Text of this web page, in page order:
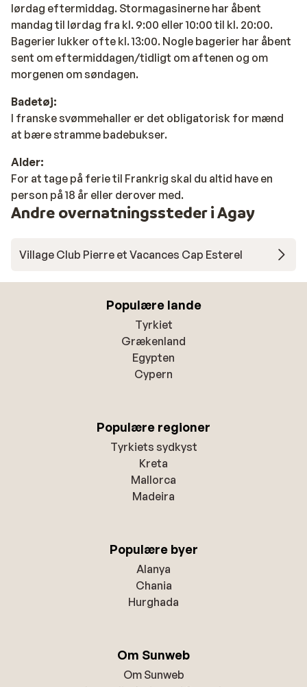
lørdag eftermiddag. Stormagasinerne har åbent
mandag til lørdag fra kl. 9:00 eller 10:00 til kl. 20:00.
Bagerier lukker ofte kl. 13:00. Nogle bagerier har åbent
sent om eftermiddagen/tidligt om aftenen og om
morgenen om søndagen.
Badetøj:
I franske svømmehaller er det obligatorisk for mænd
at bære stramme badebukser.
Alder:
For at tage på ferie til Frankrig skal du altid have en
person på 18 år eller derover med.
Andre overnatningssteder i Agay
Village Club Pierre et Vacances Cap Esterel
Populære lande
Tyrkiet
Grækenland
Egypten
Cypern
Populære regioner
Tyrkiets sydkyst
Kreta
Mallorca
Madeira
Populære byer
Alanya
Chania
Hurghada
Om Sunweb
Om Sunweb